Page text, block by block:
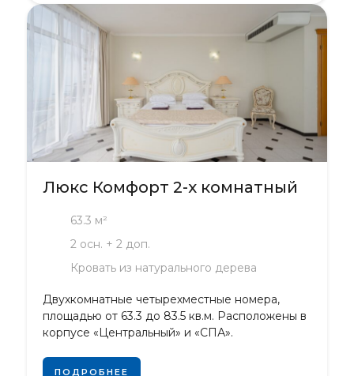
Люкс Комфорт 2-х комнатный
63.3 м²
2 осн. + 2 доп.
Кровать из натурального дерева
Двухкомнатные четырехместные номера,
площадью от 63.3 до 83.5 кв.м. Расположены в
корпусе «Центральный» и «СПА».
ПОДРОБНЕЕ